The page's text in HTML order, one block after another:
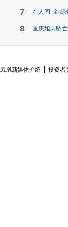
7 在人间 | 红绿
8 重庆姐弟坠
凤凰新媒体介绍 投资者